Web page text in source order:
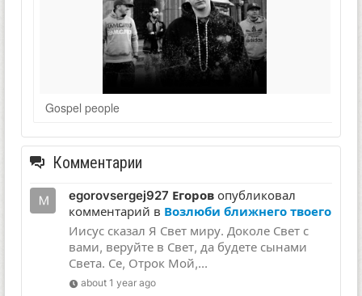
Gospel people
Комментарии
egorovsergej927 Егоров опубликовал
комментарий в Возлюби ближнего твоего
Иисус сказал Я Свет миру. Доколе Свет с
вами, веруйте в Свет, да будете сынами
Света. Се, Отрок Мой,...
about 1 year ago